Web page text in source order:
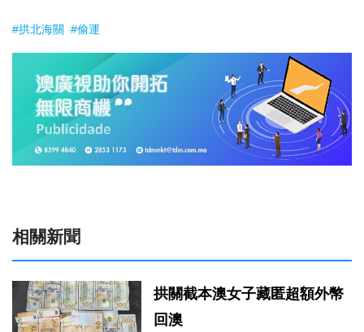
#拱北海關 #偷運
相關新聞
拱關截本澳女子藏匿超額外幣
回澳